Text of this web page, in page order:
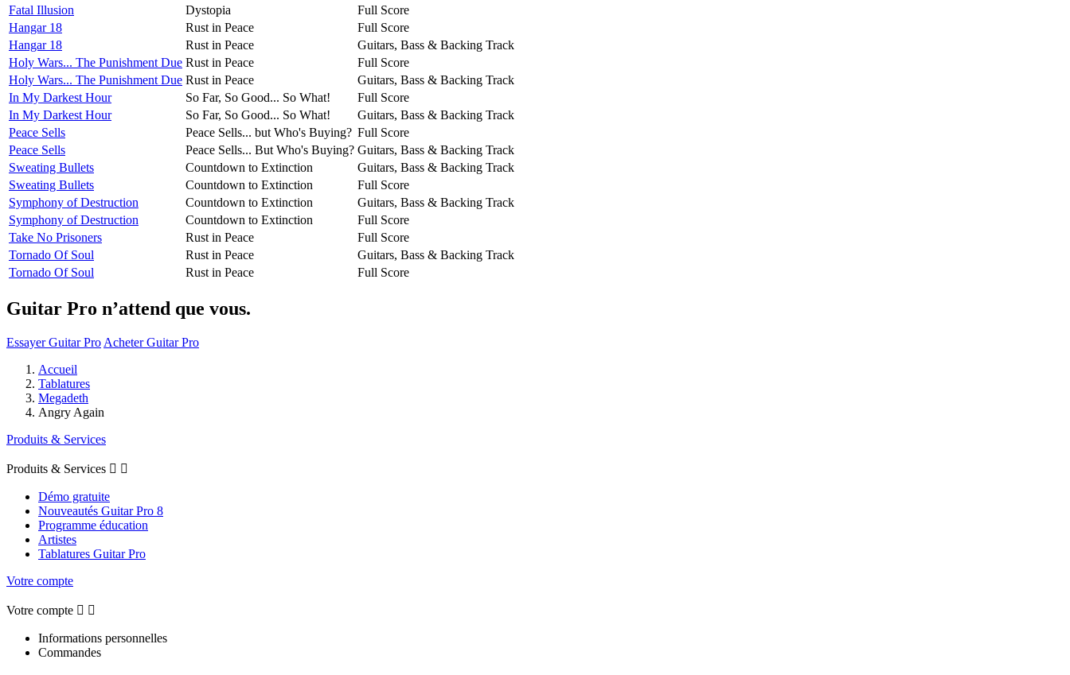
Fatal Illusion
Dystopia
Full Score
Hangar 18
Rust in Peace
Full Score
Hangar 18
Rust in Peace
Guitars, Bass & Backing Track
Holy Wars... The Punishment Due Rust in Peace
Full Score
Holy Wars... The Punishment Due Rust in Peace
Guitars, Bass & Backing Track
In My Darkest Hour
So Far, So Good... So What!
Full Score
In My Darkest Hour
So Far, So Good... So What!
Guitars, Bass & Backing Track
Peace Sells
Peace Sells... but Who's Buying? Full Score
Peace Sells
Peace Sells... But Who's Buying? Guitars, Bass & Backing Track
Sweating Bullets
Countdown to Extinction
Guitars, Bass & Backing Track
Sweating Bullets
Countdown to Extinction
Full Score
Symphony of Destruction
Countdown to Extinction
Guitars, Bass & Backing Track
Symphony of Destruction
Countdown to Extinction
Full Score
Take No Prisoners
Rust in Peace
Full Score
Tornado Of Soul
Rust in Peace
Guitars, Bass & Backing Track
Tornado Of Soul
Rust in Peace Full Score
Guitar Pro n’attend que vous.
Essayer Guitar Pro Acheter Guitar Pro
Accueil
Tablatures
Megadeth
Angry Again
Produits & Services
Produits & Services  
Démo gratuite
Nouveautés Guitar Pro 8
Programme éducation
Artistes
Tablatures Guitar Pro
Votre compte
Votre compte  
Informations personnelles
Commandes